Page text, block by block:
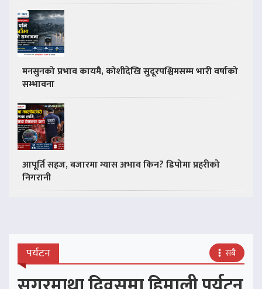
मनसुनको प्रभाव कायमै, कोशीदेखि सुदूरपश्चिमसम्म भारी वर्षाको
सम्भावना
आपूर्ति सहज, बजारमा ग्यास अभाव किन? डिपोमा प्रहरीको
निगरानी
पर्यटन सबै